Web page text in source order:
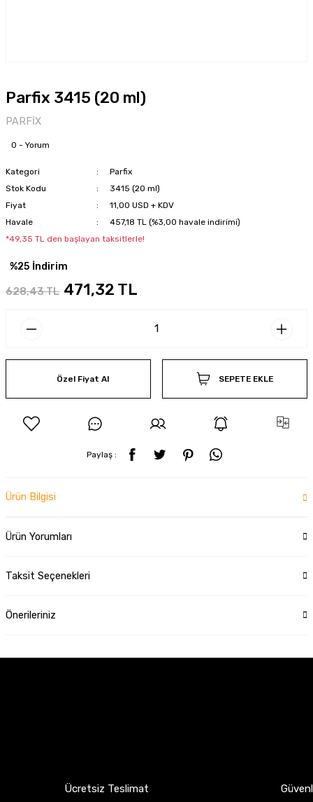
Parfix 3415 (20 ml)
PARFİX
0 - Yorum
Kategori
Parfix
Stok Kodu
3415 (20 ml)
Fiyat
11,00 USD + KDV
Havale
457,18 TL (%3,00 havale indirimi)
*49,35 TL den başlayan taksitlerle!
%25 İndirim
628,43 TL 471,32 TL
Özel Fiyat Al SEPETE EKLE
Paylaş :
Ürün Bilgisi
Ürün Yorumları
Taksit Seçenekleri
Önerileriniz
Ücretsiz Teslimat